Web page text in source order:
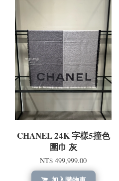
CHANEL 24K 字樣5撞色
圍巾 灰
NT$ 499,999.00